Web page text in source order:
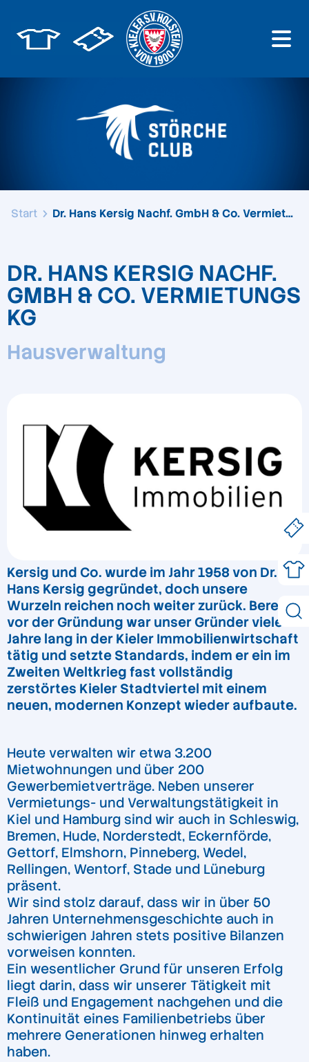
Start Dr. Hans Kersig Nachf. GmbH & Co. Vermietungs ...
DR. HANS KERSIG NACHF.
GMBH & CO. VERMIETUNGS
KG
Hausverwaltung
Kersig und Co. wurde im Jahr 1958 von Dr.
Hans Kersig gegründet, doch unsere
Wurzeln reichen noch weiter zurück. Bereits
vor der Gründung war unser Gründer viele
Jahre lang in der Kieler Immobilienwirtschaft
tätig und setzte Standards, indem er ein im
Zweiten Weltkrieg fast vollständig
zerstörtes Kieler Stadtviertel mit einem
neuen, modernen Konzept wieder aufbaute.
Heute verwalten wir etwa 3.200
Mietwohnungen und über 200
Gewerbemietverträge. Neben unserer
Vermietungs- und Verwaltungstätigkeit in
Kiel und Hamburg sind wir auch in Schleswig,
Bremen, Hude, Norderstedt, Eckernförde,
Gettorf, Elmshorn, Pinneberg, Wedel,
Rellingen, Wentorf, Stade und Lüneburg
präsent.
Wir sind stolz darauf, dass wir in über 50
Jahren Unternehmensgeschichte auch in
schwierigen Jahren stets positive Bilanzen
vorweisen konnten.
Ein wesentlicher Grund für unseren Erfolg
liegt darin, dass wir unserer Tätigkeit mit
Fleiß und Engagement nachgehen und die
Kontinuität eines Familienbetriebs über
mehrere Generationen hinweg erhalten
haben.